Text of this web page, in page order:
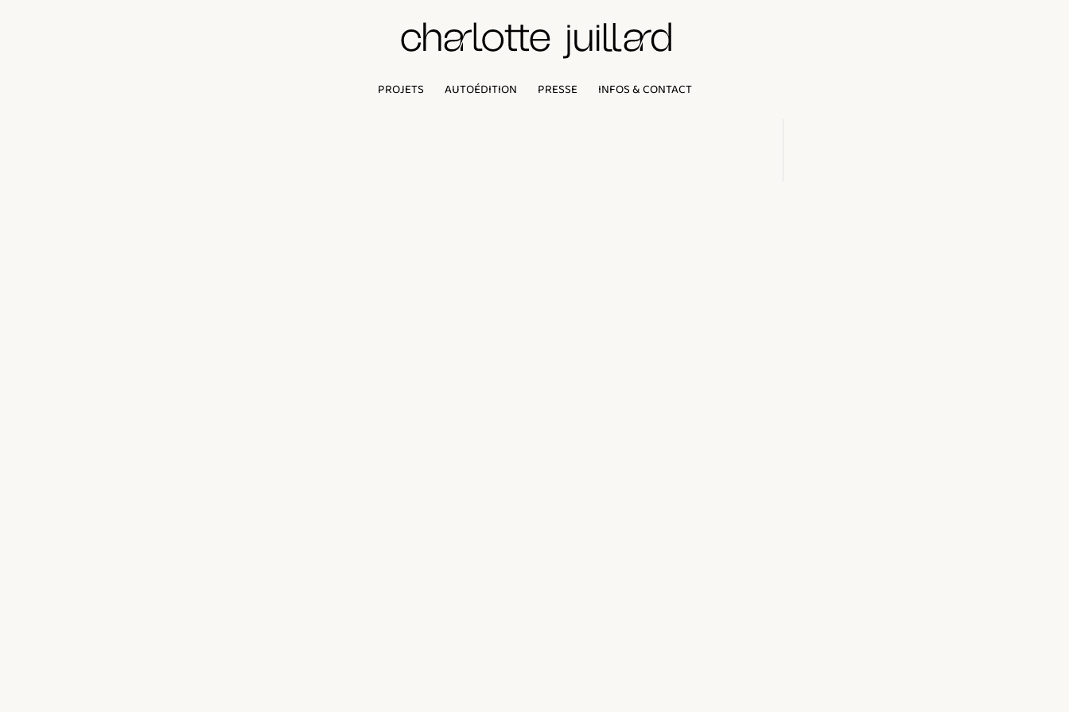
PROJETS AUTOÉDITION PRESSE INFOS & CONTACT